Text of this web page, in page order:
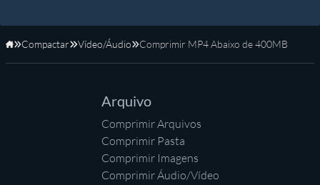
Início
Compactar Vídeo/Áudio Comprimir MP4 Abaixo de 400MB
Arquivo
Comprimir Arquivos
Comprimir Pasta
Comprimir Imagens
Comprimir Áudio/Vídeo